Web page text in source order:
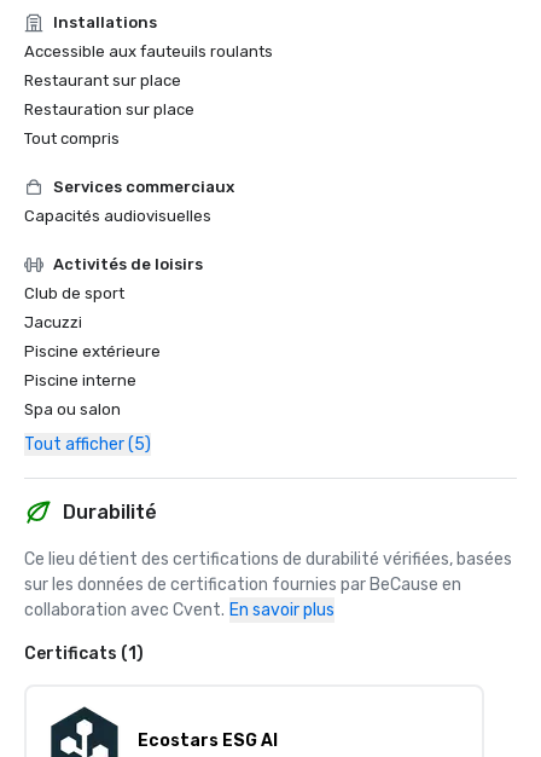
Installations
Accessible aux fauteuils roulants
Restaurant sur place
Restauration sur place
Tout compris
Services commerciaux
Capacités audiovisuelles
Activités de loisirs
Club de sport
Jacuzzi
Piscine extérieure
Piscine interne
Spa ou salon
Tout afficher (5)
Durabilité
Ce lieu détient des certifications de durabilité vérifiées, basées
sur les données de certification fournies par BeCause en
collaboration avec Cvent. En savoir plus
Certificats (1)
Ecostars ESG AI